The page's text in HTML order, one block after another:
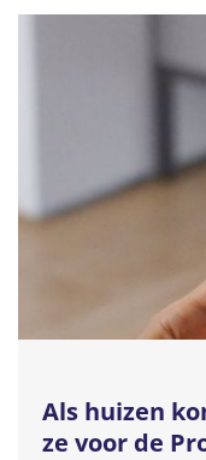
Als huizen
ze voor de